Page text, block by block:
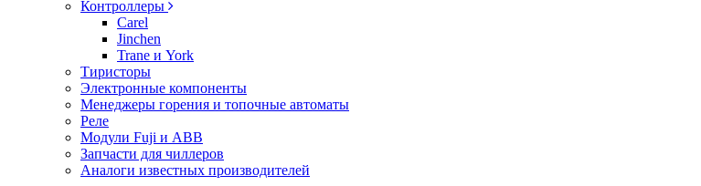
Контроллеры
Carel
Jinchen
Trane и York
Тиристоры
Электронные компоненты
Менеджеры горения и топочные автоматы
Реле
Модули Fuji и ABB
Запчасти для чиллеров
Аналоги известных производителей